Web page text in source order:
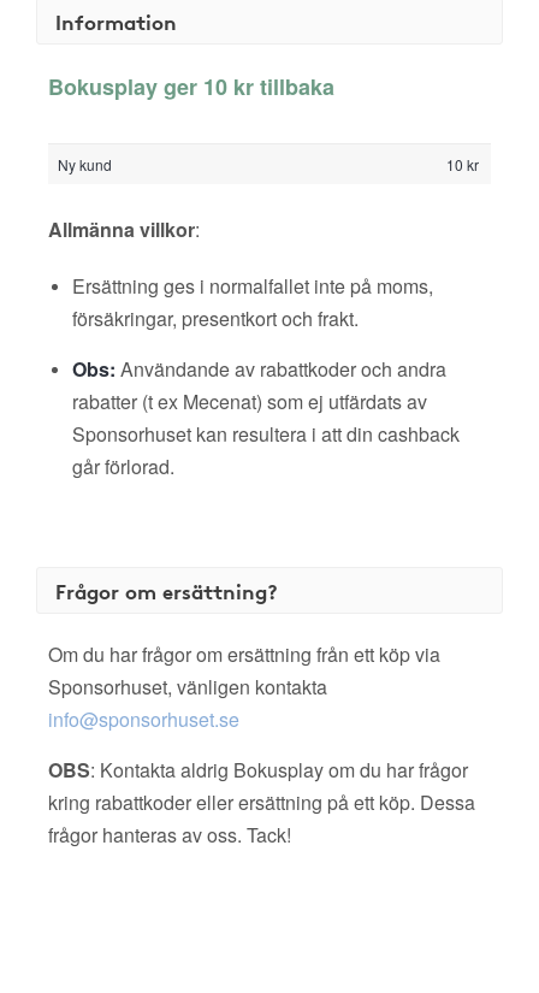
Information
Bokusplay ger 10 kr tillbaka
Ny kund 10 kr
Allmänna villkor:
Ersättning ges i normalfallet inte på moms,
försäkringar, presentkort och frakt.
Obs: Användande av rabattkoder och andra
rabatter (t ex Mecenat) som ej utfärdats av
Sponsorhuset kan resultera i att din cashback
går förlorad.
Frågor om ersättning?
Om du har frågor om ersättning från ett köp via
Sponsorhuset, vänligen kontakta
info@sponsorhuset.se
OBS: Kontakta aldrig Bokusplay om du har frågor
kring rabattkoder eller ersättning på ett köp. Dessa
frågor hanteras av oss. Tack!